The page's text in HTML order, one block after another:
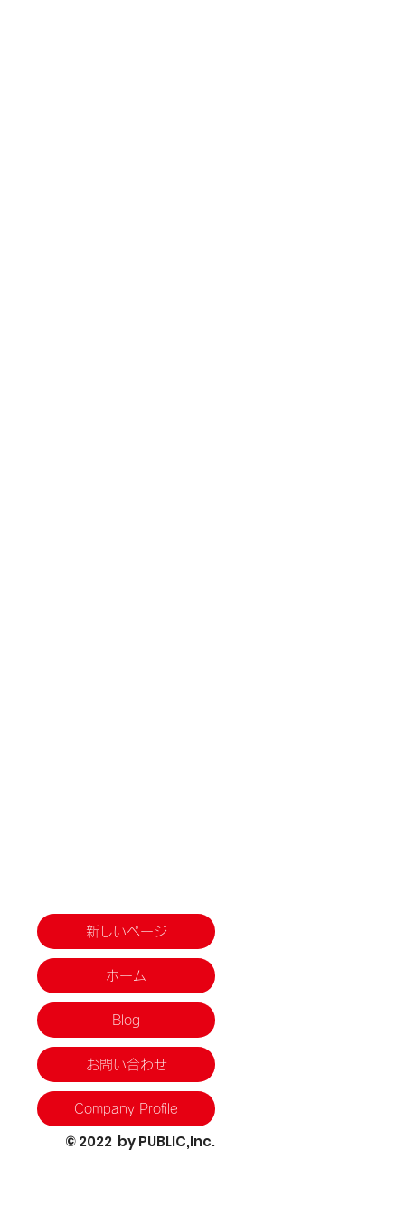
新しいページ
ホーム
Blog
お問い合わせ
Company Profile
© 2022 by PUBLIC,Inc.